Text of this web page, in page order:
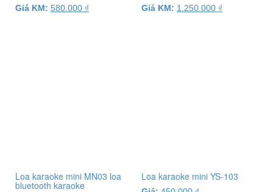
Giá KM: 580.000 ₫
Giá KM: 1.250.000 ₫
Loa karaoke mini MN03 loa
bluetooth karaoke
Loa karaoke mini YS-103